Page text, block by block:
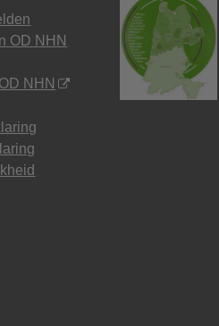
OD NHN
NHN